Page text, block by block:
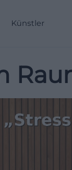
Künstler